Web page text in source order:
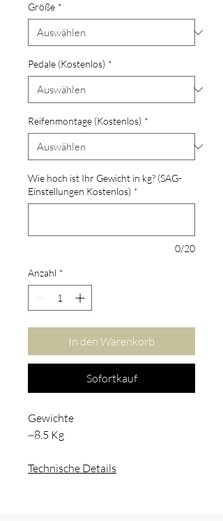
Größe *
Pedale (Kostenlos) *
Reifenmontage (Kostenlos) *
Wie hoch ist Ihr Gewicht in kg? (SAG-
Einstellungen Kostenlos) *
0/20
Anzahl *
In den Warenkorb
Sofortkauf
Gewichte
~8.5 Kg
Technische Details